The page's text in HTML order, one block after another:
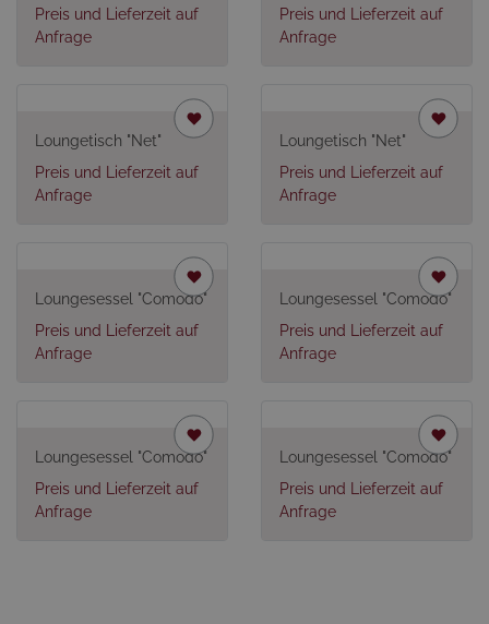
Preis und Lieferzeit auf
Anfrage
Preis und Lieferzeit auf
Anfrage
Loungetisch "Net"
Preis und Lieferzeit auf
Anfrage
Loungetisch "Net"
Preis und Lieferzeit auf
Anfrage
Loungesessel "Comodo"
Preis und Lieferzeit auf
Anfrage
Loungesessel "Comodo"
Preis und Lieferzeit auf
Anfrage
Loungesessel "Comodo"
Preis und Lieferzeit auf
Anfrage
Loungesessel "Comodo"
Preis und Lieferzeit auf
Anfrage